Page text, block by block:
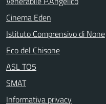
Cinema Eden
Istituto Comprensivo di None
Eco del Chisone
ASL TO5
SMAT
Informativa privacy